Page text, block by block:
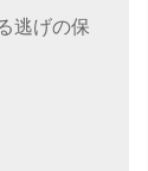
逃げの保